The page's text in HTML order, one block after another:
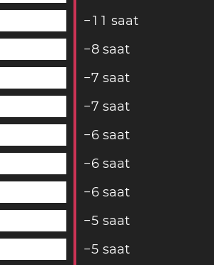
−1 1 saat
−8 saat
−7 saat
−7 saat
−6 saat
−6 saat
−6 saat
−5 saat
−5 saat